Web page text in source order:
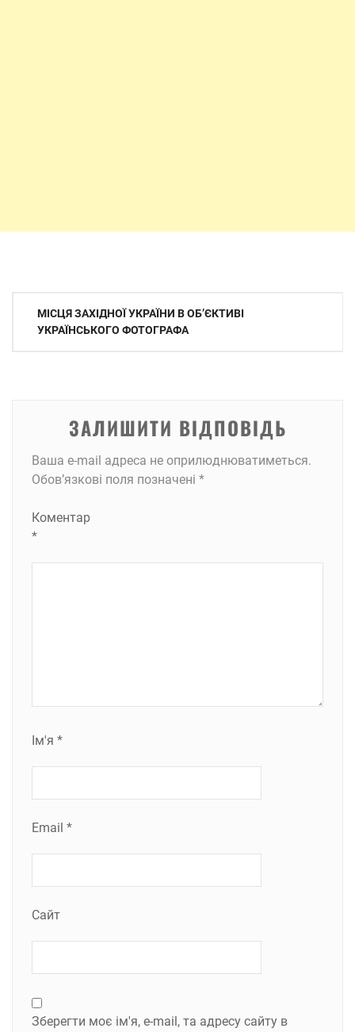
Навігація
записів
МІСЦЯ ЗАХІДНОЇ УКРАЇНИ В ОБ’ЄКТИВІ
УКРАЇНСЬКОГО ФОТОГРАФА
ЗАЛИШИТИ ВІДПОВІДЬ
Ваша e-mail адреса не оприлюднюватиметься.
Обов’язкові поля позначені *
Коментар
*
Ім'я *
Email *
Сайт
Зберегти моє ім'я, e-mail, та адресу сайту в